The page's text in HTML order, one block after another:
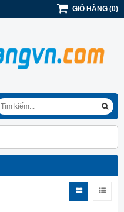
GIỎ HÀNG (0)